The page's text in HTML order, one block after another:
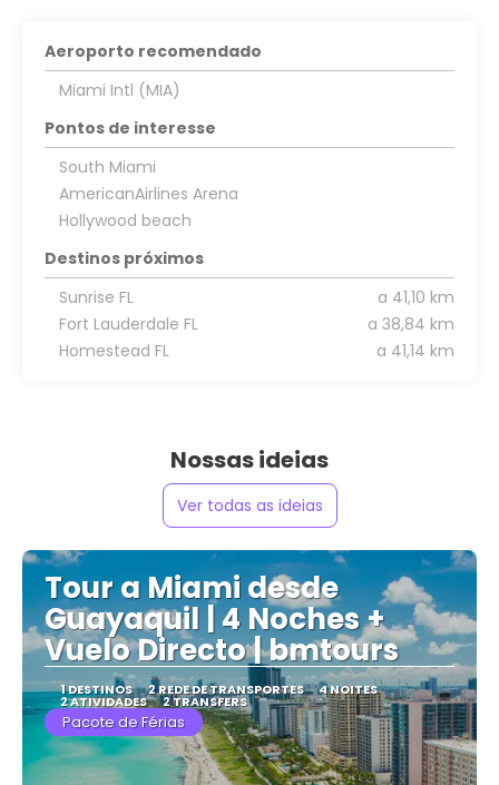
Aeroporto recomendado
Miami Intl (MIA)
Pontos de interesse
South Miami
AmericanAirlines Arena
Hollywood beach
Destinos próximos
Sunrise FL
a 41,10 km
Fort Lauderdale FL
a 38,84 km
Homestead FL
a 41,14 km
Nossas ideias
Ver todas as ideias
Tour a Miami desde
Guayaquil | 4 Noches +
Vuelo Directo | bmtours
1 DESTINOS 2 REDE DE TRANSPORTES 4 NOITES
2 ATIVIDADES 2 TRANSFERS
Pacote de Férias